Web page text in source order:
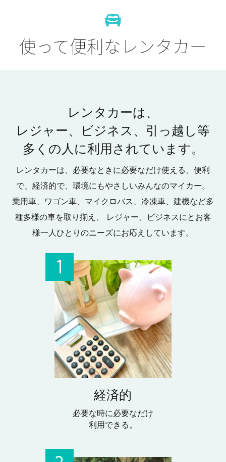
使って便利なレンタカー
レンタカーは、
レジャー、ビジネス、引っ越し等
多くの人に利用されています。
レンタカーは、必要なときに必要なだけ使える、便利
で、経済的で、環境にもやさしいみんなのマイカー。
乗用車、ワゴン車、マイクロバス、冷凍車、建機など多
種多様の車を取り揃え、
レジャー、ビジネスにとお客
様一人ひとりのニーズにお応えしています。
経済的
必要な時に必要なだけ
利用できる。